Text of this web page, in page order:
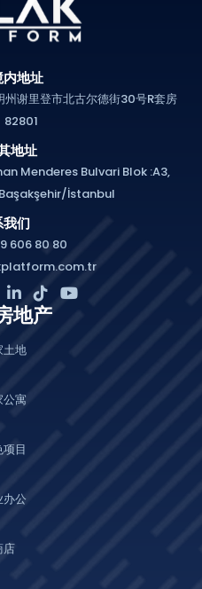
地址
谢里登市北古尔德街30号R套房
82801
地址
Menderes Bulvari Blok :A3,
İstanbul
们
606 80 80
地产
土地
公寓
目
办公
店